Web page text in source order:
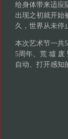
给身体带来适应
出现之初就开始
久，世界从未停
本次艺术节一共
5周年、荒 墟 废
自动、打开感知